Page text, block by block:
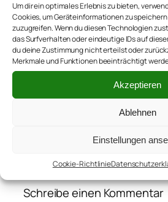
Um dir ein optimales Erlebnis zu bieten,
Cookies, um Geräteinformationen zu
zuzugreifen. Wenn du diesen Technologien
das Surfverhalten oder eindeutige IDs auf
du deine Zustimmung nicht erteilst oder
Merkmale und Funktionen beeinträchtigt
Akzeptieren
Ablehnen
Einstellungen
Cookie-Richtlinie
Ein Barcamp, ein
Dinger
Kommentare
Schreibe einen Kommentar